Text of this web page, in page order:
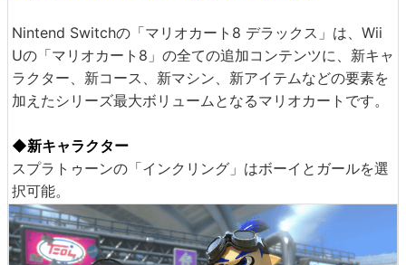
Nintend Switchの「マリオカート8 デラックス」は、Wii
Uの「マリオカート8」の全ての追加コンテンツに、新キャ
ラクター、新コース、新マシン、新アイテムなどの要素を
加えたシリーズ最大ボリュームとなるマリオカートです。
◆新キャラクター
スプラトゥーンの「インクリング」はボーイとガールを選
択可能。